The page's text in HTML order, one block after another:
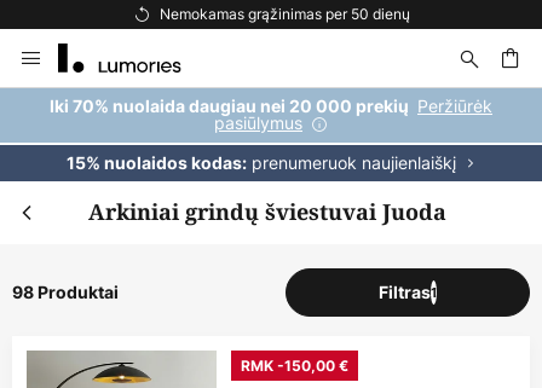
Nemokamas pristatymas užsakymams, viršijantiems 69 €
to
Content
Iki 70% nuolaida daugiau nei 20 000 prekių Peržiūrėk
pasiūlymus
15% nuolaidos kodas:prenumeruok naujienlaiškį
Arkiniai grindų šviestuvai Juoda
98 Produktai Filtras1
RMK -150,00 €